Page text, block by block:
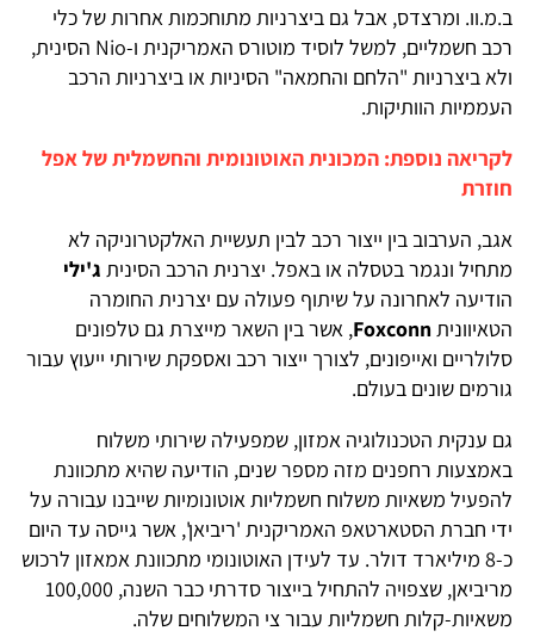
ב.מ.וו. ומרצדס, אבל גם ביצרניות מתוחכמות אחרות של כלי
רכב חשמליים, למשל לוסיד מוטורס האמריקנית ו-Nio הסינית,
ולא ביצרניות "הלחם והחמאה" הסיניות או ביצרניות הרכב
העממיות הוותיקות.
לקריאה נוספת: המכונית האוטונומית והחשמלית של אפל
חוזרת
אגב, הערבוב בין ייצור רכב לבין תעשיית האלקטרוניקה לא
מתחיל ונגמר בטסלה או באפל. יצרנית הרכב הסינית ג'ילי
הודיעה לאחרונה על שיתוף פעולה עם יצרנית החומרה
הטאיווניתFoxconn, אשר בין השאר מייצרת גם טלפונים
סלולריים ואייפונים, לצורך ייצור רכב ואספקת שירותי ייעוץ עבור
גורמים שונים בעולם.
גם ענקית הטכנולוגיה אמזון, שמפעילה שירותי משלוח
באמצעות רחפנים מזה מספר שנים, הודיעה שהיא מתכוונת
להפעיל משאיות משלוח חשמליות אוטונומיות שייבנו עבורה על
ידי חברת הסטארטאפ האמריקנית 'ריביאן', אשר גייסה עד היום
כ-8 מיליארד דולר. עד לעידן האוטונומי מתכוונת אמאזון לרכוש
מריביאן, שצפויה להתחיל בייצור סדרתי כבר השנה, 100,000
משאיות-קלות חשמליות עבור צי המשלוחים שלה.